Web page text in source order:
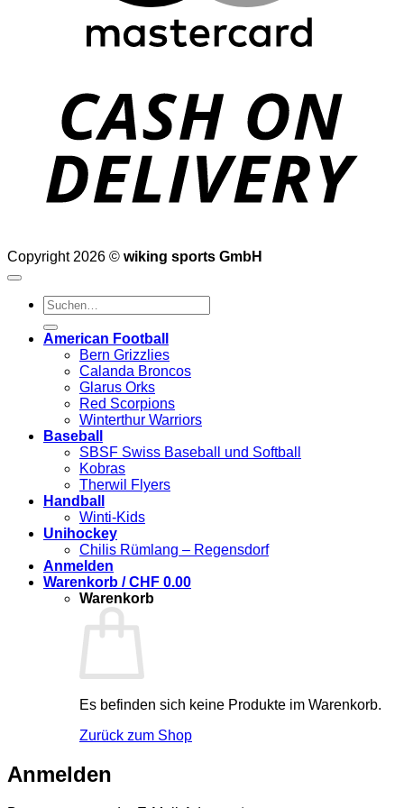
Copyright 2026 © wiking sports GmbH
Suchen
nach:
American Football
Bern Grizzlies
Calanda Broncos
Glarus Orks
Red Scorpions
Winterthur Warriors
Baseball
SBSF Swiss Baseball und Softball
Kobras
Therwil Flyers
Handball
Winti-Kids
Unihockey
Chilis Rümlang – Regensdorf
Anmelden
Warenkorb /CHF 0.00
Warenkorb
Es befinden sich keine Produkte im Warenkorb.
Zurück zum Shop
Anmelden